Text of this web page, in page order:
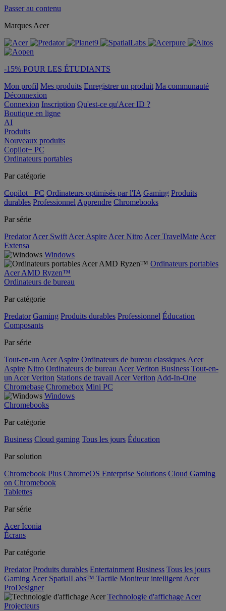
Passer au contenu
Marques Acer
-15% POUR LES ÉTUDIANTS
Mon profil Mes produits Enregistrer un produit Ma communauté
Déconnexion
Connexion Inscription Qu'est-ce qu'Acer ID ?
Boutique en ligne
AI
Produits
Nouveaux produits
Copilot+ PC
Ordinateurs portables
Par catégorie
Copilot+ PC Ordinateurs optimisés par l'IA Gaming Produits
durables Professionnel Apprendre Chromebooks
Par série
Predator Acer Swift Acer Aspire Acer Nitro Acer TravelMate Acer
Extensa
Windows
Ordinateurs portables
Acer AMD Ryzen™
Ordinateurs de bureau
Par catégorie
Predator Gaming Produits durables Professionnel Éducation
Composants
Par série
Tout-en-un Acer Aspire Ordinateurs de bureau classiques Acer
Aspire Nitro Ordinateurs de bureau Acer Veriton Business Tout-en-
un Acer Veriton Stations de travail Acer Veriton Add-In-One
Chromebase Chromebox Mini PC
Windows
Chromebooks
Par catégorie
Business Cloud gaming Tous les jours Éducation
Par solution
Chromebook Plus ChromeOS Enterprise Solutions Cloud Gaming
on Chromebook
Tablettes
Par série
Acer Iconia
Écrans
Par catégorie
Predator Produits durables Entertainment Business Tous les jours
Gaming Acer SpatialLabs™ Tactile Moniteur intelligent Acer
ProDesigner
Technologie d'affichage Acer
Projecteurs